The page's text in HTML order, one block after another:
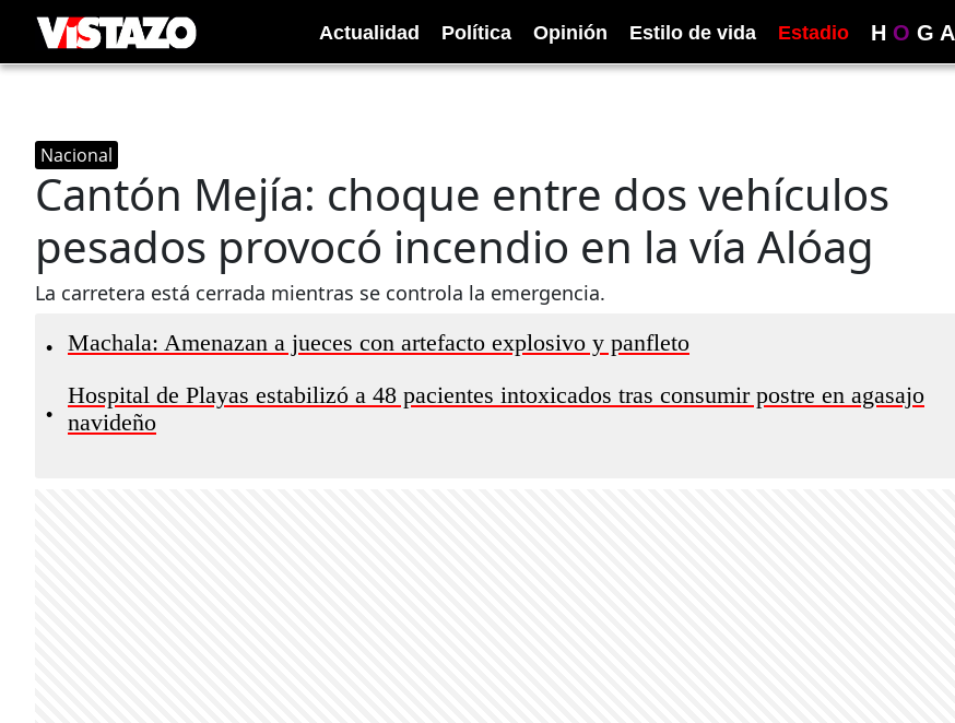
Actualidad Política Opinión Estilo de vida Estadio H O G A
Nacional
Cantón Mejía: choque entre dos vehículos
pesados provocó incendio en la vía Alóag
La carretera está cerrada mientras se controla la emergencia.
• Machala: Amenazan a jueces con artefacto explosivo y panfleto
•
Hospital de Playas estabilizó a 48 pacientes intoxicados tras consumir postre en agasajo
navideño